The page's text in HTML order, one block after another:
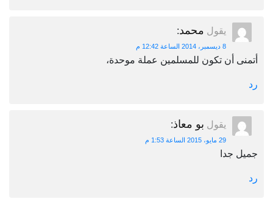
يقول محمد:
8 ديسمبر، 2014 الساعة 12:42 م
أتمنى أن تكون للمسلمين عملة موحدة،
رد
يقول بو معاذ:
29 مايو، 2015 الساعة 1:53 م
جميل جدا
رد